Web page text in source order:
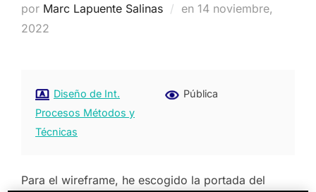
por Marc Lapuente Salinas en Publicado
14 noviembre,
2022
Diseño de Int.
Procesos Métodos y
Técnicas
Pública
Para el wireframe, he escogido la portada del